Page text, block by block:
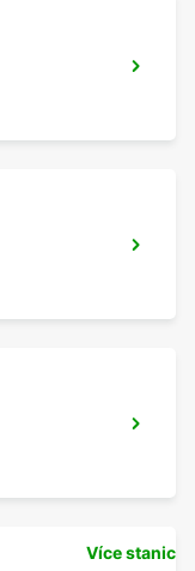
Více stanic